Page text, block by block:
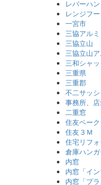
レバーハ
レンジフー
一宮市
三協アルミ
三協立山
三協立山ア
三和シャ
三重県
三重郡
不二サッシ
事務所、
二重窓
住友ベー
住友３Ｍ
住宅リフ
倉庫ハン
内窓
内窓「イン
内窓「プラ